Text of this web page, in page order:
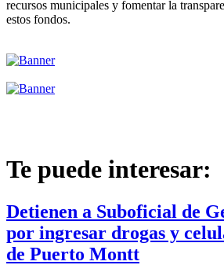
recursos municipales y fomentar la
estos fondos.
Te puede interesar:
Detienen a Suboficial de
por ingresar drogas y
de Puerto Montt